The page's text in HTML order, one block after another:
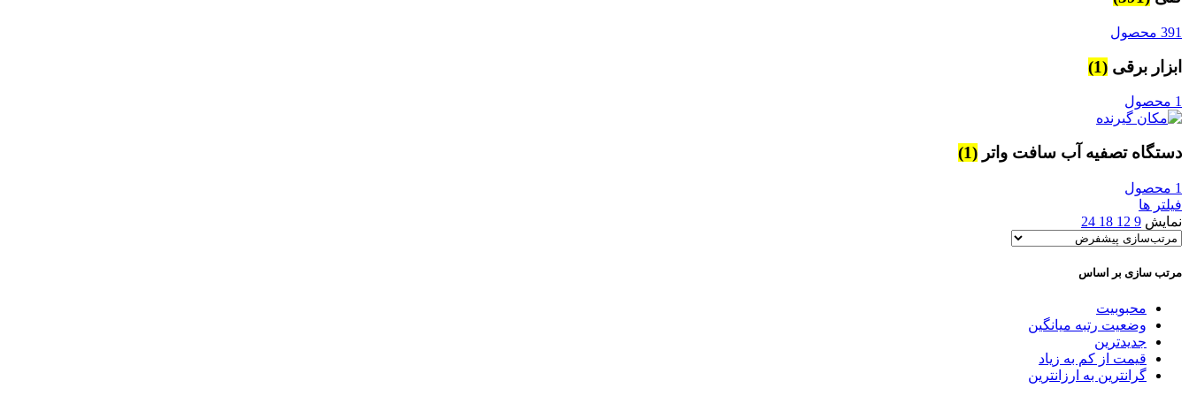
391 محصول
ابزار برقی (1)
1 محصول
دستگاه تصفیه آب سافت واتر (1)
1 محصول
فیلتر ها
نمایش 9
12
18
24
مرتب سازی بر اساس
محبوبیت
وضعیت رتبه میانگین
جدیدترین
قیمت از کم به زیاد
گرانترین به ارزانترین